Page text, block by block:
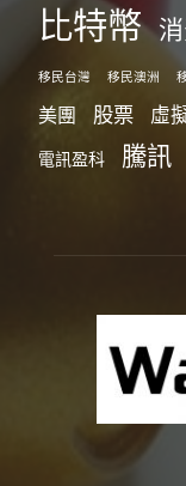
比特幣
移民台灣 移民澳洲
美團 股票 虛
電訊盈科 騰訊